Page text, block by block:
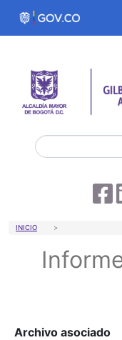
Pasar al contenido
Sobrescribir
INICIO
Archivo asociado